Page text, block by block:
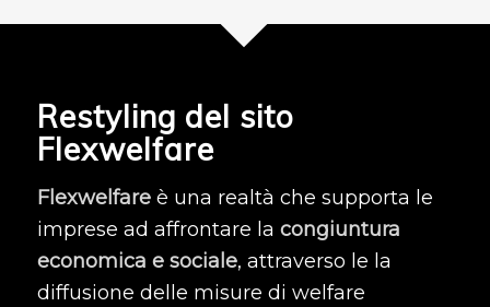
Restyling del sito
Flexwelfare
Flexwelfareè una realtà che supporta le
imprese ad affrontare la congiuntura
economica e sociale, attraverso le la
diffusione delle misure di welfare